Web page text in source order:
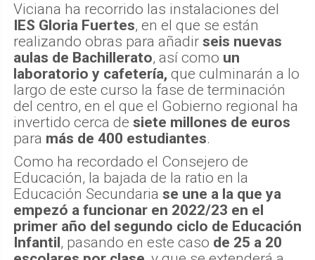
Viciana ha recorrido las instalaciones del
IES Gloria Fuertes, en el que se están
realizando obras para añadir seis nuevas
aulas de Bachillerato, así como un
laboratorio y cafetería, que culminarán a lo
largo de este curso la fase de terminación
del centro, en el que el Gobierno regional ha
invertido cerca de siete millones de euros
para más de 400 estudiantes.
Como ha recordado el Consejero de
Educación, la bajada de la ratio en la
Educación Secundaria se une a la que ya
empezó a funcionar en 2022/23 en el
primer año del segundo ciclo de Educación
Infantil, pasando en este caso de 25 a 20